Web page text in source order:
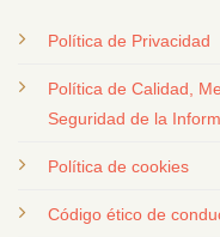
Política de Privacidad
Política de Calidad,
Seguridad de la
Política de cookies
Código ético de